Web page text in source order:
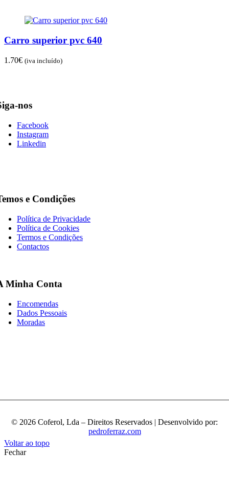
Carro superior pvc 640
1.70€ (iva incluído)
nos
Facebook
Instagram
Linkedin
e Condições
Política de Privacidade
Política de Cookies
Termos e Condições
Contactos
Minha Conta
Encomendas
Dados Pessoais
Moradas
© 2026 Coferol, Lda – Direitos Reservados | Desenvolvido por:
pedroferraz.com
Voltar ao topo
Fechar